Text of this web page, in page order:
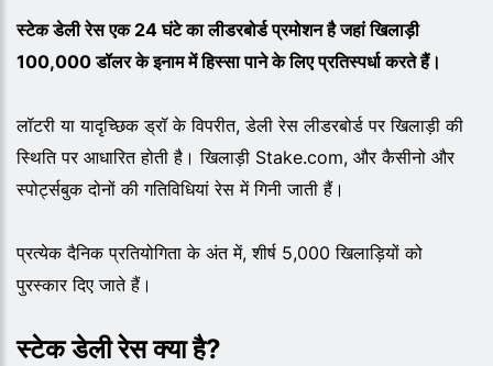
स्टेक डेली रेस एक 24 घंटे का लीडरबोर्ड प्रमोशन है जहां खिलाड़ी
100,000 डॉलर के इनाम में हिस्सा पाने के लिए प्रतिस्पर्धा करते हैं।
लॉटरी या यादृच्छिक ड्रॉ के विपरीत, डेली रेस लीडरबोर्ड पर खिलाड़ी की
स्थिति पर आधारित होती है। खिलाड़ी Stake.com, और कैसीनो और
स्पोर्ट्सबुक दोनों की गतिविधियां रेस में गिनी जाती हैं।
प्रत्येक दैनिक प्रतियोगिता के अंत में, शीर्ष 5,000 खिलाड़ियों को
पुरस्कार दिए जाते हैं।
स्टेक डेली रेस क्या है?